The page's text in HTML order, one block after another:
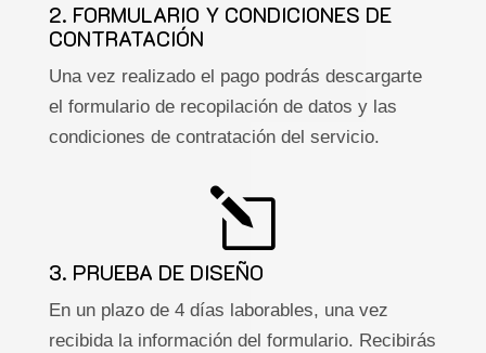
2. FORMULARIO Y CONDICIONES DE
CONTRATACIÓN
Una vez realizado el pago podrás descargarte
el formulario de recopilación de datos y las
condiciones de contratación del servicio.
l
3. PRUEBA DE DISEÑO
En un plazo de 4 días laborables, una vez
recibida la información del formulario. Recibirás